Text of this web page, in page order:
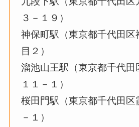
３－１９）
神保町駅（東京都千代田区
目２）
溜池山王駅（東京都千代田
１１－１）
桜田門駅（東京都千代田区
－１）